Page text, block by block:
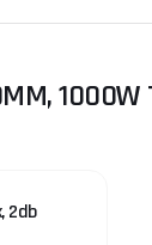
2db